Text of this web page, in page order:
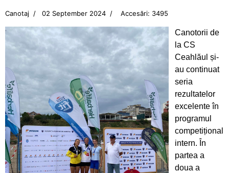
Aur pentru canotoarele Ceahlăului la
Campionatul Mondial din Canada
Mândri să reprezentăm Ceahlăul!
Bianca Drăghici vâslește în Italia
Cupa României la canotaj
Emoții mari pentru canotoarele Ceahlăului
Pregătiri cu folos pentru Campionatul Mondial
Canotaj 02 September 2024 Accesări: 3495
Canotorii de
la CS
Ceahlăul și-
au continuat
seria
rezultatelor
excelente în
programul
competițional
intern. În
partea a
doua a